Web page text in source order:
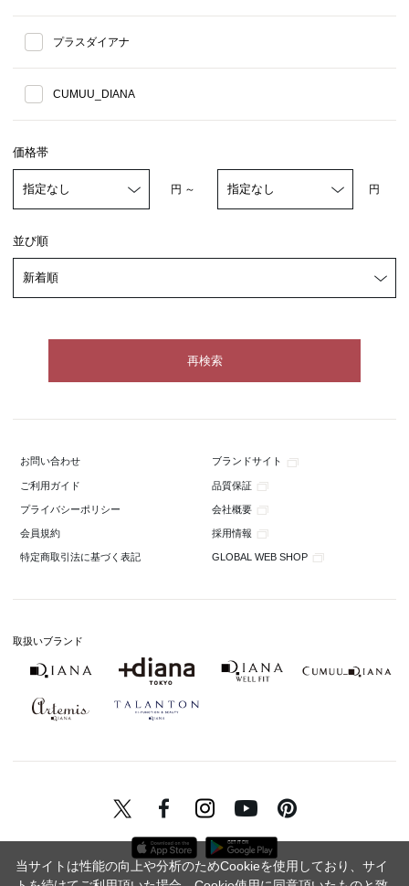
プラスダイアナ
CUMUU_DIANA
価格帯
円 ～ 円
並び順
お問い合わせ ブランドサイト
ご利用ガイド 品質保証
プライバシーポリシー 会社概要
会員規約 採用情報
特定商取引法に基づく表記 GLOBAL WEB SHOP
取扱いブランド
当サイトは性能の向上や分析のためCookieを使用しており、サイ